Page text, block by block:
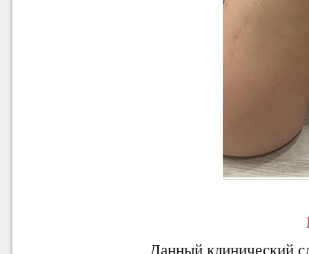
Данный клинический